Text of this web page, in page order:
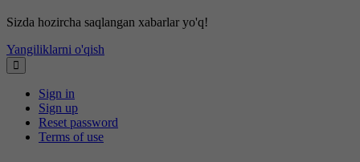
Sizda hozircha saqlangan xabarlar yo'q!
Yangiliklarni o'qish
Sign in
Sign up
Reset password
Terms of use